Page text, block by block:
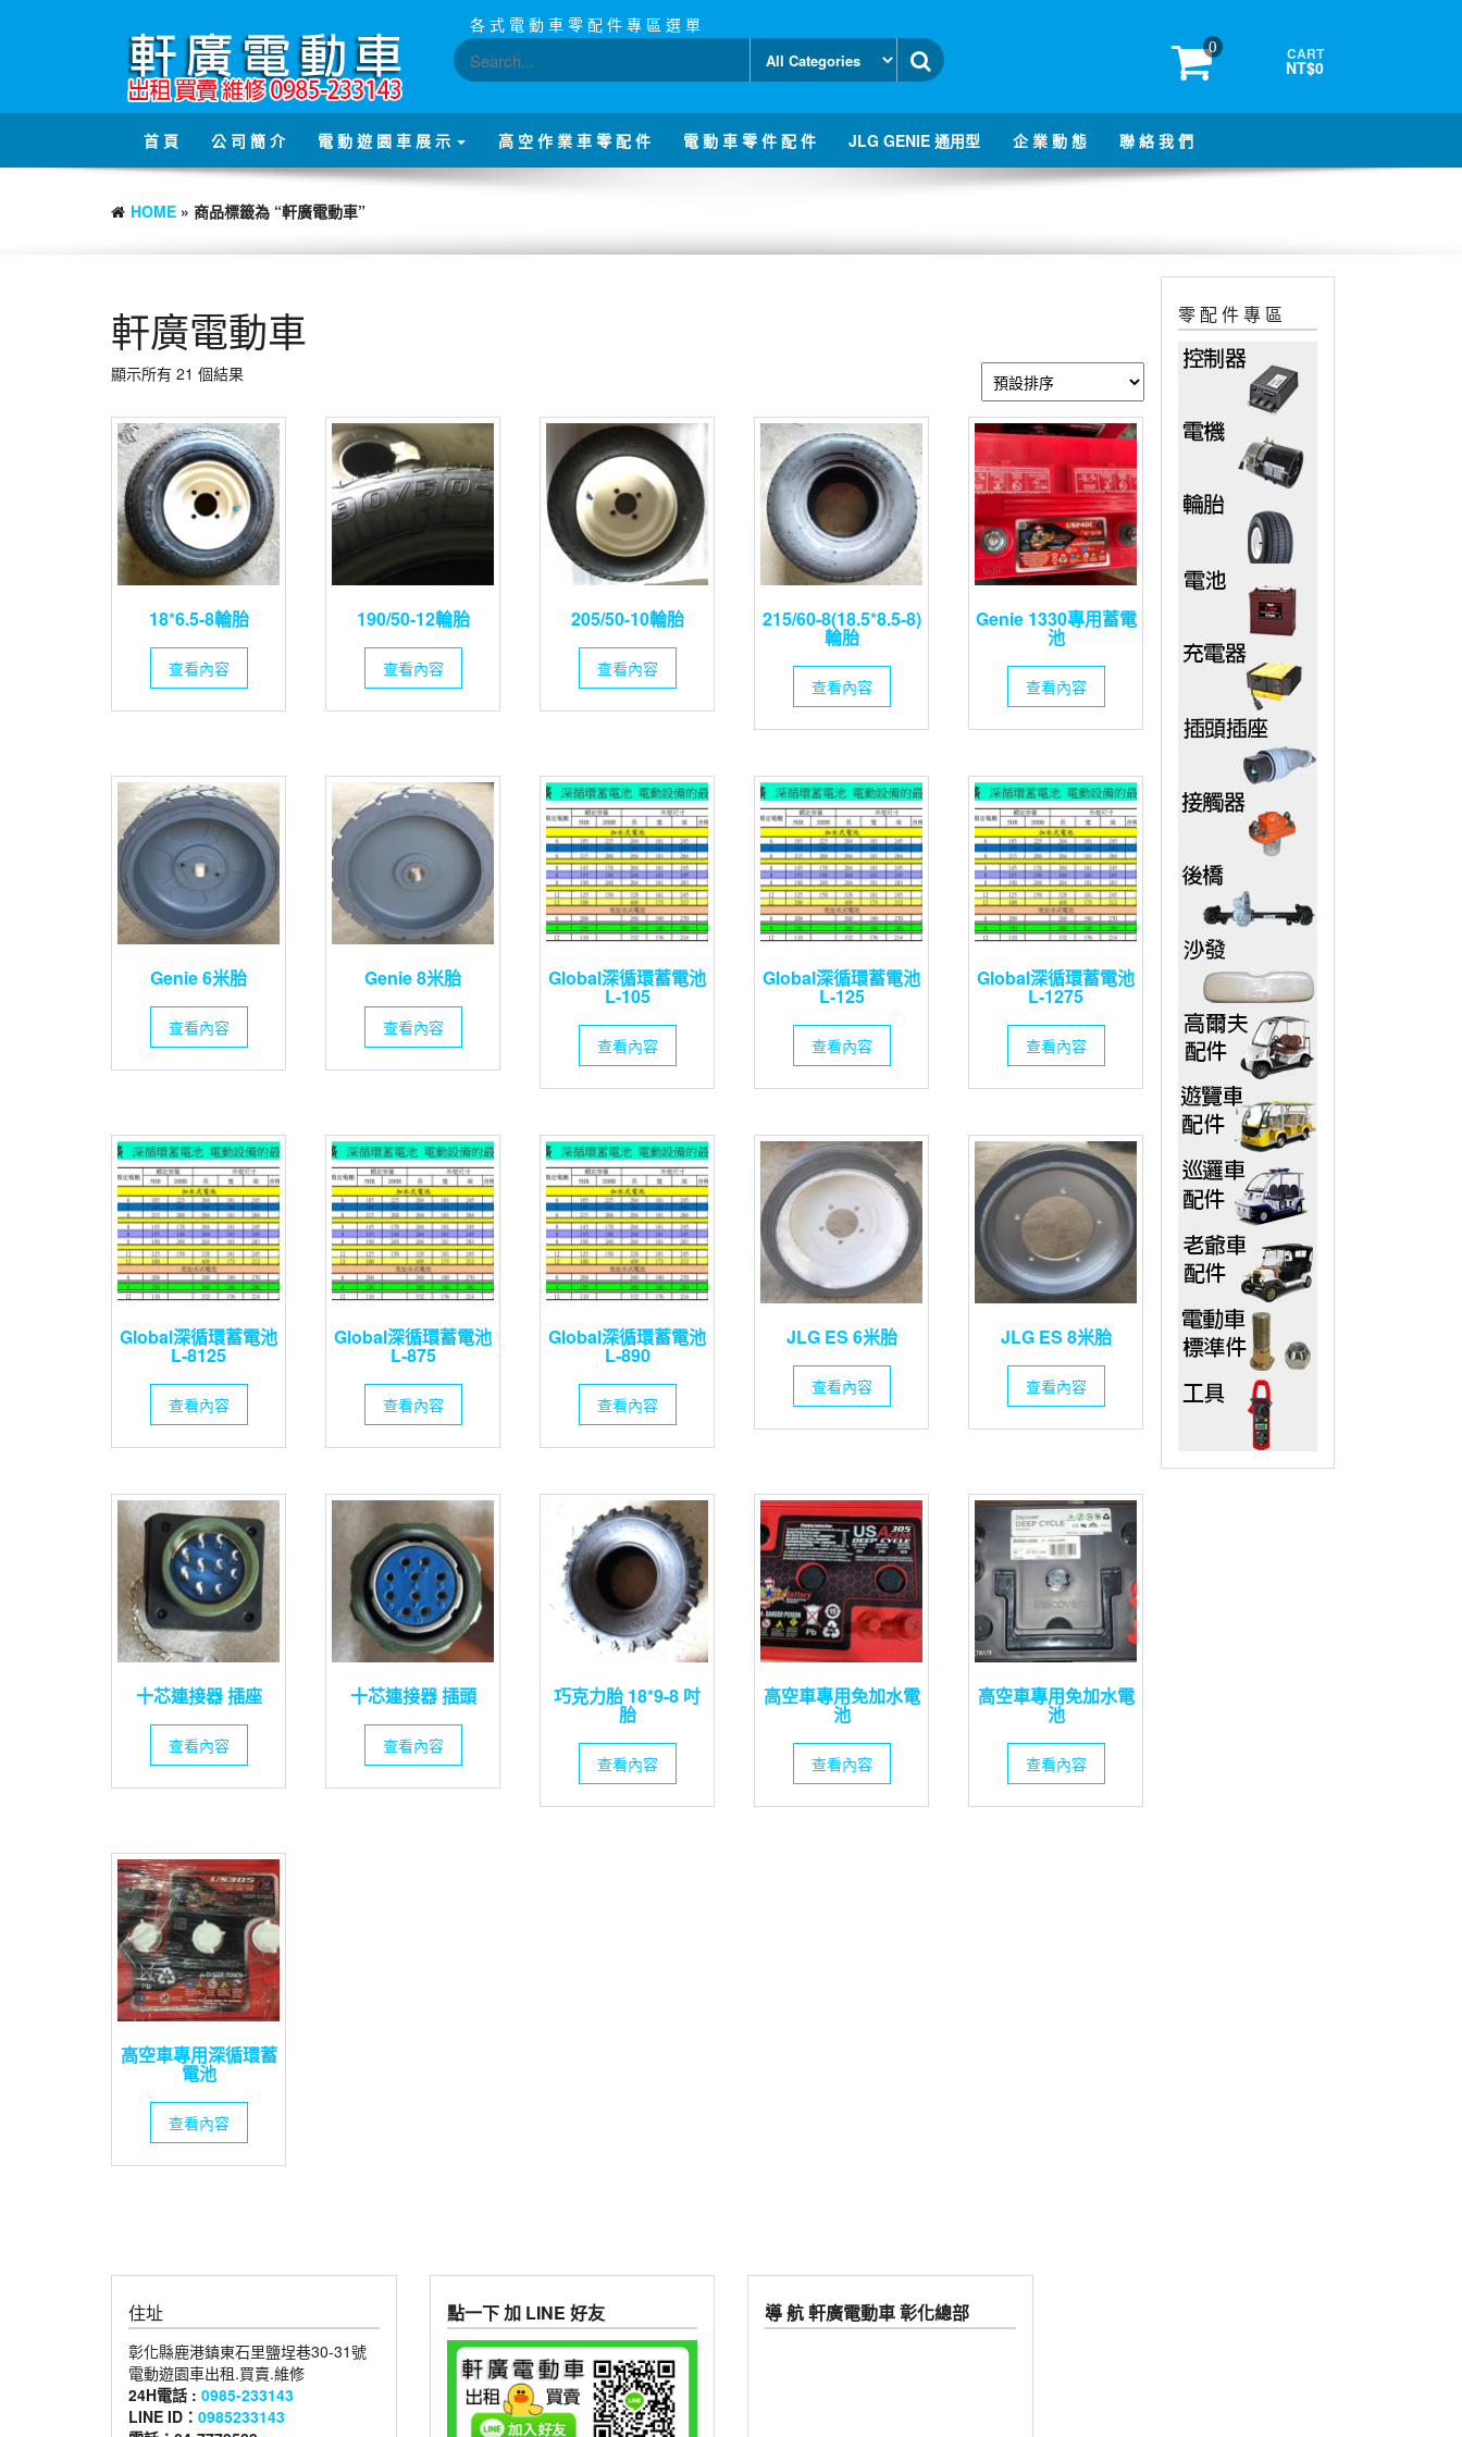
各 式 電 動 車 零 配 件 專 區 選 單
0 CART
NT$0
首 頁 公 司 簡 介 電 動 遊 園 車 展 示 高 空 作 業 車 零 配 件 電 動 車 零 件 配 件 JLG GENIE 通用型 企 業 動 態 聯 絡 我 們
HOME » 商品標籤為 “軒廣電動車”
軒廣電動車
顯示所有 21 個結果
18*6.5-8輪胎
查看內容
190/50-12輪胎
查看內容
205/50-10輪胎
查看內容
215/60-8(18.5*8.5-8)
輪胎
查看內容
Genie 1330專用蓄電
池
查看內容
Genie 6米胎
查看內容
Genie 8米胎
查看內容
Global深循環蓄電池
L-105
查看內容
Global深循環蓄電池
L-125
查看內容
Global深循環蓄電池
L-1275
查看內容
Global深循環蓄電池
L-8125
查看內容
Global深循環蓄電池
L-875
查看內容
Global深循環蓄電池
L-890
查看內容
JLG ES 6米胎
查看內容
JLG ES 8米胎
查看內容
十芯連接器 插座
查看內容
十芯連接器 插頭
查看內容
巧克力胎 18*9-8 吋
胎
查看內容
高空車專用免加水電
池
查看內容
高空車專用免加水電
池
查看內容
高空車專用深循環蓄
電池
查看內容
零 配 件 專 區
住址
彰化縣鹿港鎮東石里鹽埕巷30-31號
電動遊園車出租.買賣.維修
24H電話 : 0985-233143
LINE ID： 0985233143
點一下 加 LINE 好友 導 航 軒廣電動車 彰化總部